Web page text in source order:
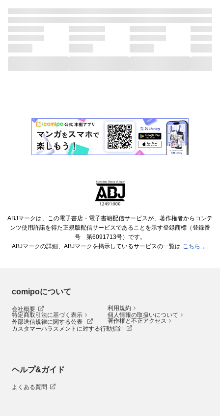
ABJマークは、この電子書店・電子書籍配信サービスが、著作権者からコンテ
ンツ使用許諾を得た正規版配信サービスであることを示す登録商標（登録番
号 第6091713号）です。
ABJマークの詳細、ABJマークを掲示しているサービスの一覧は こちら 。
comipoについて
会社概要
利用規約
特定商取引法に基づく表示
個人情報の取扱いについて
外部送信規律に関する公表
著作権と不正アクセス
カスタマーハラスメントに対する行動指針
ヘルプ&ガイド
よくある質問